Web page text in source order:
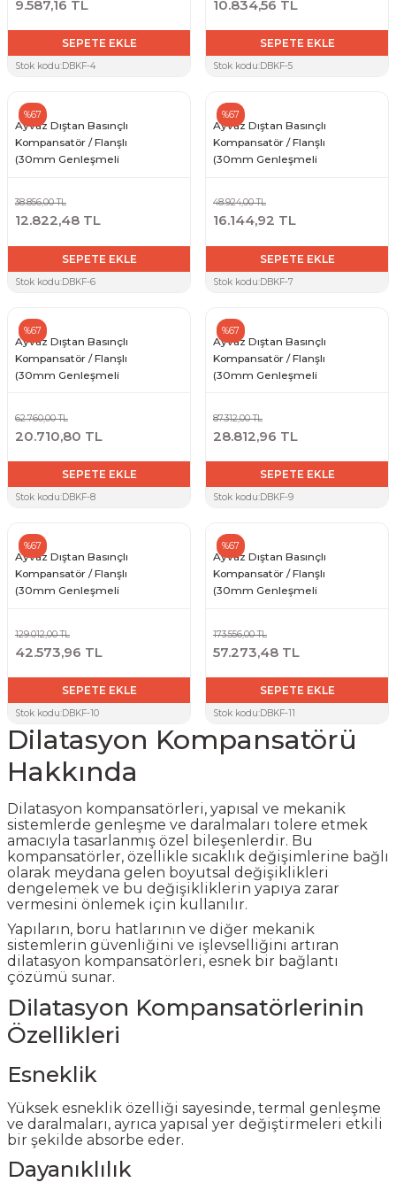
9.587,16 TL
SEPETE EKLE
Stok kodu:DBKF-4
10.834,56 TL
SEPETE EKLE
Stok kodu:DBKF-5
Ayvaz Dıştan Basınçlı
Kompansatör / Flanşlı
(30mm Genleşmeli
%67
38.856,00 TL
12.822,48 TL
SEPETE EKLE
Stok kodu:DBKF-6
Ayvaz Dıştan Basınçlı
Kompansatör / Flanşlı
(30mm Genleşmeli
%67
48.924,00 TL
16.144,92 TL
SEPETE EKLE
Stok kodu:DBKF-7
Ayvaz Dıştan Basınçlı
Kompansatör / Flanşlı
(30mm Genleşmeli
%67
62.760,00 TL
20.710,80 TL
SEPETE EKLE
Stok kodu:DBKF-8
Ayvaz Dıştan Basınçlı
Kompansatör / Flanşlı
(30mm Genleşmeli
%67
87.312,00 TL
28.812,96 TL
SEPETE EKLE
Stok kodu:DBKF-9
Ayvaz Dıştan Basınçlı
Kompansatör / Flanşlı
(30mm Genleşmeli
%67
129.012,00 TL
42.573,96 TL
SEPETE EKLE
Stok kodu:DBKF-10
Ayvaz Dıştan Basınçlı
Kompansatör / Flanşlı
(30mm Genleşmeli
%67
173.556,00 TL
57.273,48 TL
SEPETE EKLE
Stok kodu:DBKF-11
Dilatasyon Kompansatörü
Hakkında
Dilatasyon kompansatörleri, yapısal ve mekanik
sistemlerde genleşme ve daralmaları tolere etmek
amacıyla tasarlanmış özel bileşenlerdir. Bu
kompansatörler, özellikle sıcaklık değişimlerine bağlı
olarak meydana gelen boyutsal değişiklikleri
dengelemek ve bu değişikliklerin yapıya zarar
vermesini önlemek için kullanılır.
Yapıların, boru hatlarının ve diğer mekanik
sistemlerin güvenliğini ve işlevselliğini artıran
dilatasyon kompansatörleri, esnek bir bağlantı
çözümü sunar.
Dilatasyon Kompansatörlerinin
Özellikleri
Esneklik
Yüksek esneklik özelliği sayesinde, termal genleşme
ve daralmaları, ayrıca yapısal yer değiştirmeleri etkili
bir şekilde absorbe eder.
Dayanıklılık